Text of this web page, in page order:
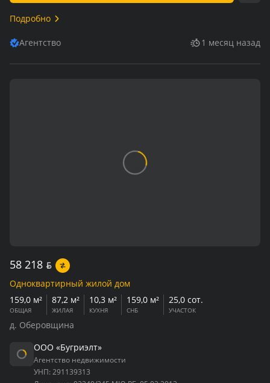
Подробно
Агентство 1 месяц назад
58 218 BYN
Одноквартирный жилой дом
159,0 м²
ОБЩАЯ
87,2 м²
ЖИЛАЯ
10,3 м²
КУХНЯ
159,0 м²
СНБ
25,0 сот.
УЧАСТОК
д. Оберовщина
ООО «Бугриэлт»
Агентство недвижимости
УНП: 291139313